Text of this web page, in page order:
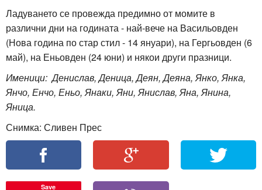
Ладуването се провежда предимно от момите в
различни дни на годината - най-вече на Васильовден
(Нова година по стар стил - 14 януари), на Гергьовден (6
май), на Еньовден (24 юни) и някои други празници.
Именици: Денислав, Деница, Деян, Деяна, Янко, Янка,
Янчо, Енчо, Еньо, Янаки, Яни, Янислав, Яна, Янина,
Яница.
Снимка: Сливен Прес
Save